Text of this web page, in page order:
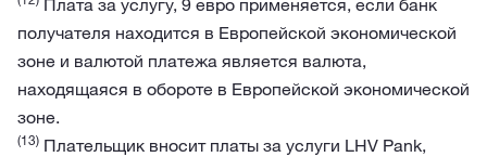
Плата за услугу, 9 евро применяется, если банк
получателя находится в Европейской экономической
зоне и валютой платежа является валюта,
находящаяся в обороте в Европейской экономической
зоне.
(13) Плательщик вносит платы за услуги LHV Pank,